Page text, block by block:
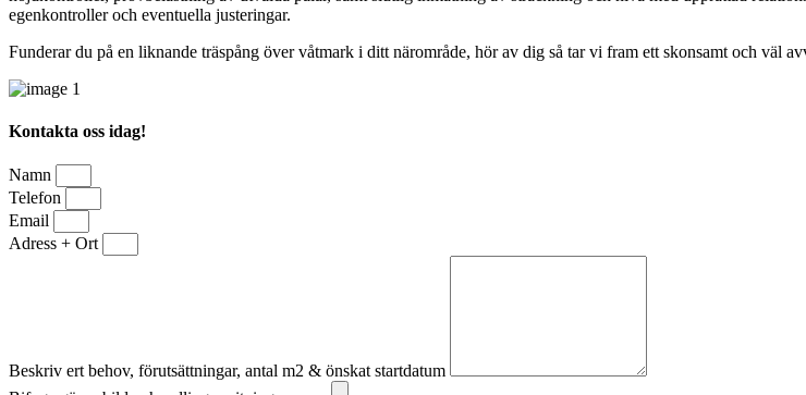
egenkontroller och eventuella justeringar.
Funderar du på en liknande träspång över våtmark i ditt närområde, hör av dig så tar vi fram ett skonsamt och väl
Kontakta oss idag!
Namn
Telefon
Email
Adress + Ort
Beskriv ert behov, förutsättningar, antal m2 & önskat startdatum